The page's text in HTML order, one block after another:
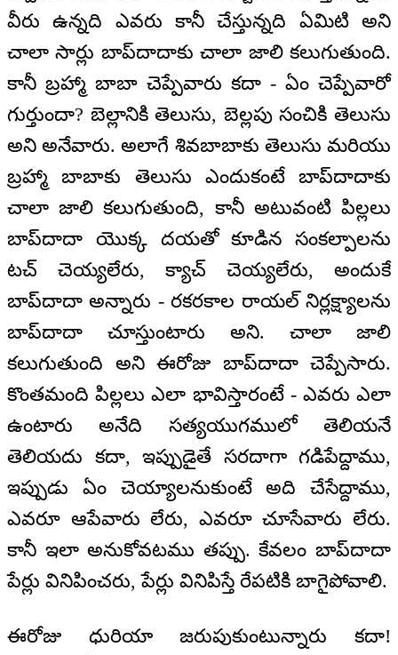
వీరు ఉన్నది ఎవరు కానీ చేస్తున్నది ఏమిటి అని
చాలా సార్లు బాప్‌దాదాకు చాలా జాలి కలుగుతుంది.
కానీ బ్రహ్మా బాబా చెప్పేవారు కదా - ఏం చెప్పేవారో
గుర్తుందా? బెల్లానికి తెలుసు, బెల్లపు సంచికి తెలుసు
అని అనేవారు. అలాగే శివబాబాకు తెలుసు మరియు
బ్రహ్మా బాబాకు తెలుసు ఎందుకంటే బాప్‌దాదాకు
చాలా జాలి కలుగుతుంది, కానీ అటువంటి పిల్లలు
బాప్‌దాదా యొక్క దయతో కూడిన సంకల్పాలను
టచ్ చెయ్యలేరు, క్యాచ్ చెయ్యలేరు, అందుకే
బాప్‌దాదా అన్నారు - రకరకాల రాయల్ నిర్లక్ష్యాలను
బాప్‌దాదా చూస్తుంటారు అని. చాలా జాలి
కలుగుతుంది అని ఈరోజు బాప్‌దాదా చెప్పేసారు.
కొంతమంది పిల్లలు ఎలా భావిస్తారంటే - ఎవరు ఎలా
ఉంటారు అనేది సత్యయుగములో తెలియనే
తెలియదు కదా, ఇప్పుడైతే సరదాగా గడిపేద్దాము,
ఇప్పుడు ఏం చెయ్యాలనుకుంటే అది చేసేద్దాము,
ఎవరూ ఆపేవారు లేరు, ఎవరూ చూసేవారు లేరు.
కానీ ఇలా అనుకోవటము తప్పు. కేవలం బాప్‌దాదా
పేర్లు వినిపించరు, పేర్లు వినిపిస్తే రేపటికి బాగైపోవాలి.
ఈరోజు ధురియా జరుపుకుంటున్నారు కదా!